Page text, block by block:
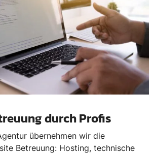
durch Profis
übernehmen wir die
Betreuung: Hosting, technische